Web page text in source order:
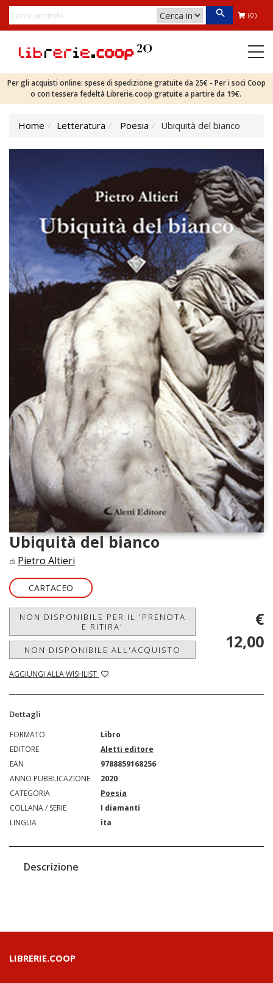
(0)
Per gli acquisti online: spese di spedizione gratuite da 25€ - Per i soci Coop
o con tessera fedeltà Librerie.coop gratuite a partire da 19€.
Home Letteratura Poesia Ubiquità del bianco
Ubiquità del bianco
di Pietro Altieri
CARTACEO
NON DISPONIBILE PER IL 'PRENOTA
E RITIRA'
NON DISPONIBILE ALL'ACQUISTO
AGGIUNGI ALLA WISHLIST
€
12,00
Dettagli
FORMATO
Libro
EDITORE
Aletti editore
EAN
9788859168256
ANNO PUBBLICAZIONE
2020
CATEGORIA
Poesia
COLLANA / SERIE
I diamanti
LINGUA
ita
Descrizione
LIBRERIE.COOP